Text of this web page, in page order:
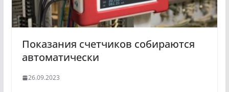
Показания счетчиков собираются
автоматически
26.09.2023